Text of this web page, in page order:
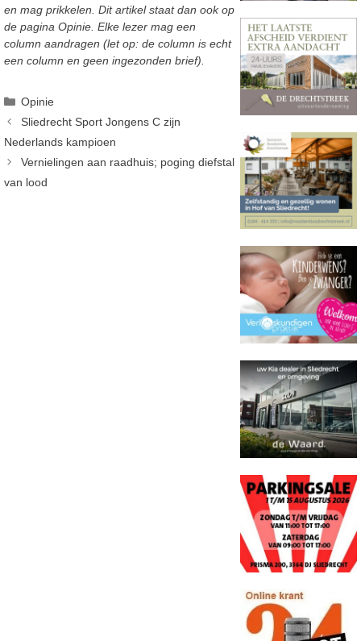
en mag prikkelen. Dit artikel staat dan ook op
de pagina Opinie. Elke lezer mag een
column aandragen (let op: de column is echt
een column en geen ingezonden brief).
Categorieën
Opinie
Sliedrecht Sport Jongens C zijn
Nederlands kampioen
Vernielingen aan raadhuis; poging diefstal
van lood